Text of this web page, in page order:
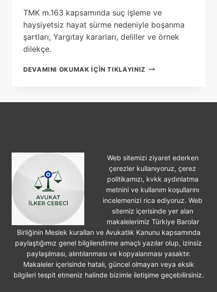
TMK m.163 kapsamında suç işleme ve
haysiyetsiz hayat sürme nedeniyle boşanma
şartları, Yargıtay kararları, deliller ve örnek
dilekçe.
DEVAMINI OKUMAK IÇIN TIKLAYINIZ SUÇ
Web sitemizi ziyaret ederken
çerezler kullanıyoruz, çerez
politikamızı, kvkk aydınlatma
metnini ve kullanım koşullarını
incelemenizi rica ediyoruz. Web
sitemiz içerisinde yer alan
makalelerimiz Türkiye Barolar
Birliğinin Meslek kuralları ve Avukatlık Kanunu kapsamında
paylaştığımız genel bilgilendirme amaçlı yazılar olup, izinsiz
paylaşılması, alıntılanması ve kopyalanması yasaktır.
Makaleler içerisinde hatalı, güncel olmayan veya eksik
bilgileri tespit etmeniz halinde bizimle iletişime geçebilirsiniz.